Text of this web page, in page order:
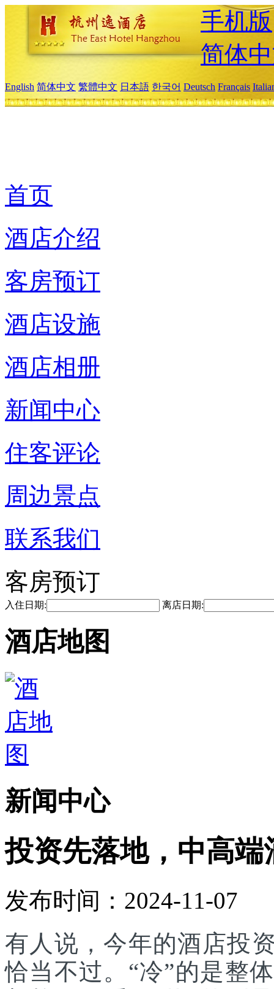
手机版
简体
English 简体中文 繁體中文 日本語 한국어 Deutsch Français
首页
酒店介绍
客房预订
酒店设施
酒店相册
新闻中心
住客评论
周边景点
联系我们
客房预订
入住日期: 离店日期:
酒店地图
新闻中心
投资先落地，中高
发布时间：2024-11-07
有人说，今年的酒店投
恰当不过。“冷”的是整